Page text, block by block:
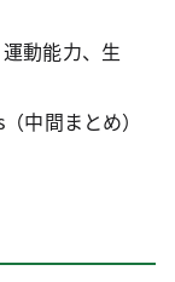
動能力、生
中間まとめ）